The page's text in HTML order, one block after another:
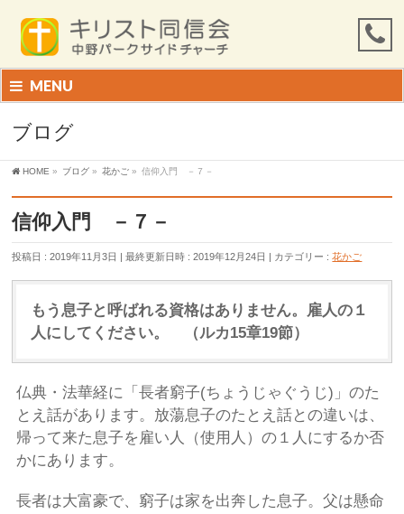
MENU
ブログ
HOME » ブログ » 花かご » 信仰入門 －７－
信仰入門 －７－
投稿日 : 2019年11月3日 最終更新日時 : 2019年12月24日 カテゴリー :花かご
もう息子と呼ばれる資格はありません。雇人の１
人にしてください。
（ルカ15章19節）
仏典・法華経に「長者窮子(ちょうじゃぐうじ)」のた
とえ話があります。放蕩息子のたとえ話との違いは、
帰って来た息子を雇い人（使用人）の１人にするか否
かにあります。
長者は大富豪で、窮子は家を出奔した息子。父は懸命